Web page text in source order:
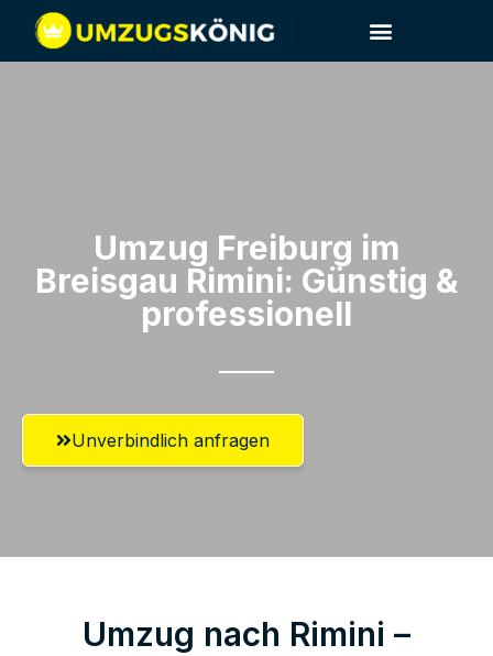
Umzug Freiburg im
Breisgau​ Rimini: Günstig &
professionell​
Unverbindlich anfragen
Umzug nach Rimini –